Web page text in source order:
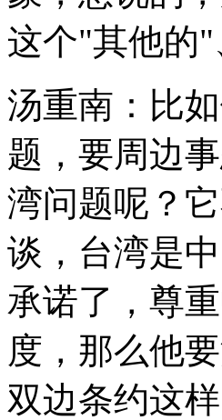
这个"其他的
汤重南：比
题，要周边
湾问题呢？
谈，台湾是
承诺了，尊
度，那么他
双边条约这